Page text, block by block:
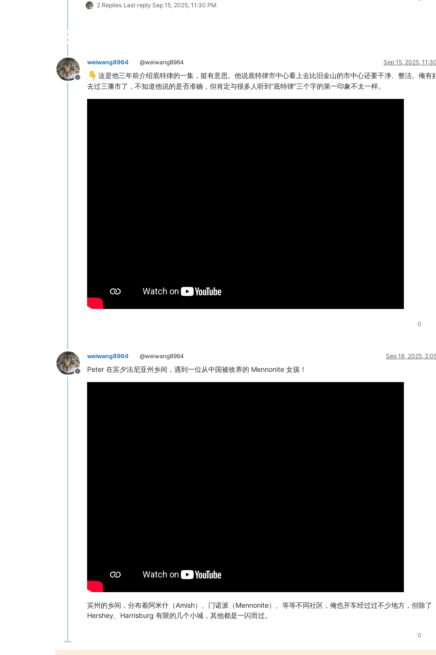
2 Replies Last reply Sep 15, 2025, 11:30 PM
Offline
weiwang8964 @weiwang8964 Sep 15, 2025,
这是他三年前介绍底特律的一集，挺有意思。他说底特律市中心看上去比旧金山的市中心还要干净、整洁。俺有
去过三藩市了，不知道他说的是否准确，但肯定与很多人听到“底特律”三个字的第一印象不太一样。
0
Offline
weiwang8964 @weiwang8964 Sep 18, 2025,
Peter 在宾夕法尼亚州乡间，遇到一位从中国被收养的 Mennonite 女孩！
宾州的乡间，分布着阿米什（Amish）、门诺派（Mennonite）、等等不同社区，俺也开车经过过不少地方，但除了
Hershey、Harrisburg 有限的几个小城，其他都是一闪而过。
0